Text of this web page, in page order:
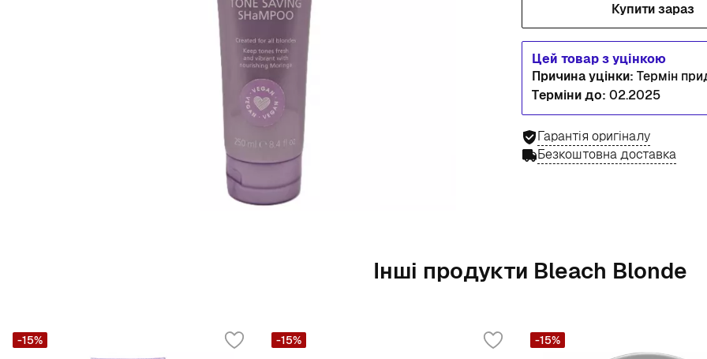
Купити зараз
Цей товар з уцінкою
Причина уцінки: Термін
Терміни до: 02.2025
Гарантія оригіналу
Безкоштовна доставка
Інші продукти Bleach Blonde
-15% -15% -15%